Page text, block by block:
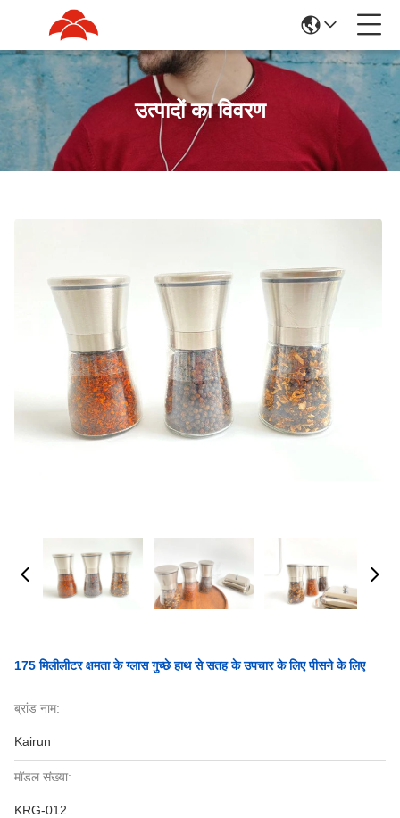
उत्पादों का विवरण
175 मिलीलीटर क्षमता के ग्लास गुच्छे हाथ से सतह के उपचार के लिए पीसने के लिए
ब्रांड नाम:
Kairun
मॉडल संख्या:
KRG-012